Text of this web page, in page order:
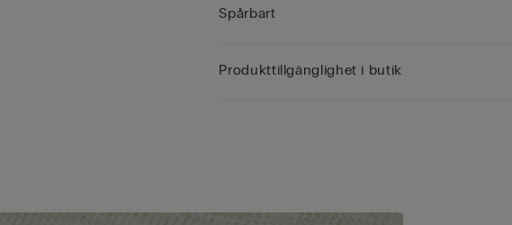
Spårbart
Produkttillgänglighet i butik